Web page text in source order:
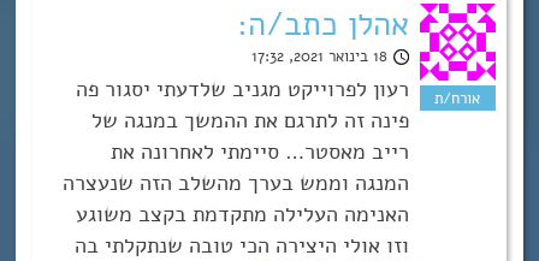
אהלן כתב/ה:
18 בינואר 2021, 17:32
רעון לפרוייקט מגניב שלדעתי יסגור פה
פינה זה לתרגם את ההמשך במנגה של
רייב מאסטר… סיימתי לאחרונה את
המנגה וממש בערך מהשלב הזה שנעצרה
האנימה העלילה מתקדמת בקצב משוגע
וזו אולי היצירה הכי טובה שנתקלתי בה